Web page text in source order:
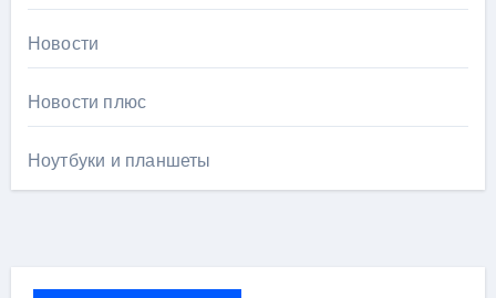
Новости
Новости плюс
Ноутбуки и планшеты